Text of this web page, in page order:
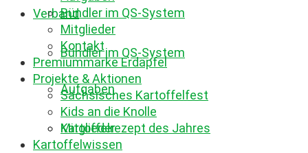
Bündler im QS-System
Mitglieder
Verband
Aufgaben
Bündler im QS-System
Mitglieder
Kontakt
Premiummarke Erdäpfel
Projekte & Aktionen
Sächsisches Kartoffelfest
Kids an die Knolle
Kartoffelrezept des Jahres
Kartoffelwissen